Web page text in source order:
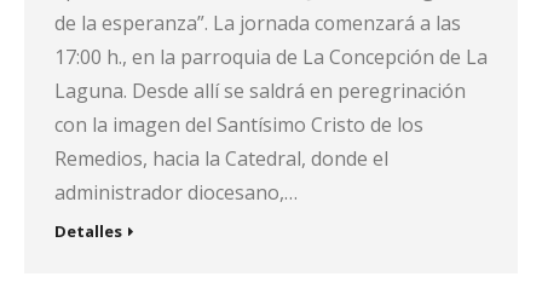
de la esperanza”. La jornada comenzará a las
17:00 h., en la parroquia de La Concepción de La
Laguna. Desde allí se saldrá en peregrinación
con la imagen del Santísimo Cristo de los
Remedios, hacia la Catedral, donde el
administrador diocesano,…
Detalles